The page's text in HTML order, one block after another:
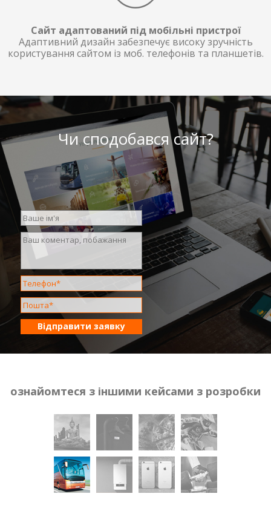
Сайт адаптований під мобільні пристрої
Адаптивний дизайн забезпечує високу зручність
користування сайтом із моб. телефонів та планшетів.
Чи сподобався сайт?
Відправити заявку
ознайомтеся з іншими кейсами з розробки